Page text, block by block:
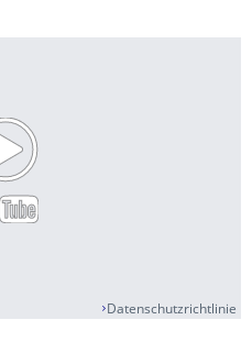
Datenschutzrichtlinie